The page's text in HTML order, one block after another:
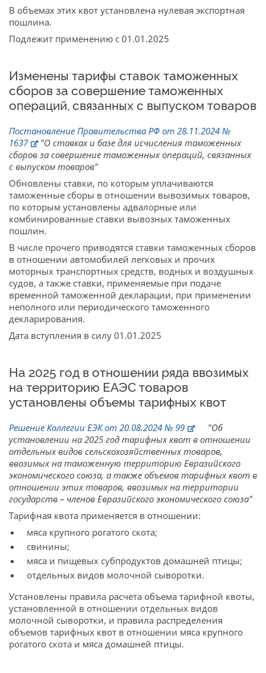
В объемах этих квот установлена нулевая экспортная
пошлина.
Подлежит применению с 01.01.2025
Изменены тарифы ставок таможенных
сборов за совершение таможенных
операций, связанных с выпуском товаров
Постановление Правительства РФ от 28.11.2024 №
1637
"О ставках и базе для исчисления таможенных
сборов за совершение таможенных операций, связанных
с выпуском товаров"
Обновлены ставки, по которым уплачиваются
таможенные сборы в отношении вывозимых товаров,
по которым установлены адвалорные или
комбинированные ставки вывозных таможенных
пошлин.
В числе прочего приводятся ставки таможенных сборов
в отношении автомобилей легковых и прочих
моторных транспортных средств, водных и воздушных
судов, а также ставки, применяемые при подаче
временной таможенной декларации, при применении
неполного или периодического таможенного
декларирования.
Дата вступления в силу 01.01.2025
На 2025 год в отношении ряда ввозимых
на территорию ЕАЭС товаров
установлены объемы тарифных квот
Решение Коллегии ЕЭК от 20.08.2024 № 99
"Об
установлении на 2025 год тарифных квот в отношении
отдельных видов сельскохозяйственных товаров,
ввозимых на таможенную территорию Евразийского
экономического союза, а также объемов тарифных квот в
отношении этих товаров, ввозимых на территории
государств – членов Евразийского экономического союза"
Тарифная квота применяется в отношении:
мяса крупного рогатого скота;
свинины;
мяса и пищевых субпродуктов домашней птицы;
отдельных видов молочной сыворотки.
Установлены правила расчета объема тарифной квоты,
установленной в отношении отдельных видов
молочной сыворотки, и правила распределения
объемов тарифных квот в отношении мяса крупного
рогатого скота и мяса домашней птицы.